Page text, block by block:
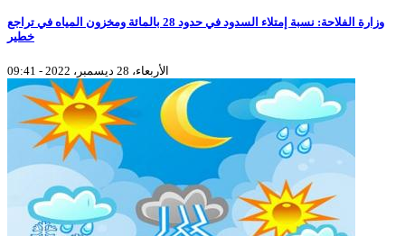
وزارة الفلاحة: نسبة إمتلاء السدود في حدود 28 بالمائة ومخزون المياه في تراجع
خطير
الأربعاء، 28 ديسمبر، 2022 - 09:41